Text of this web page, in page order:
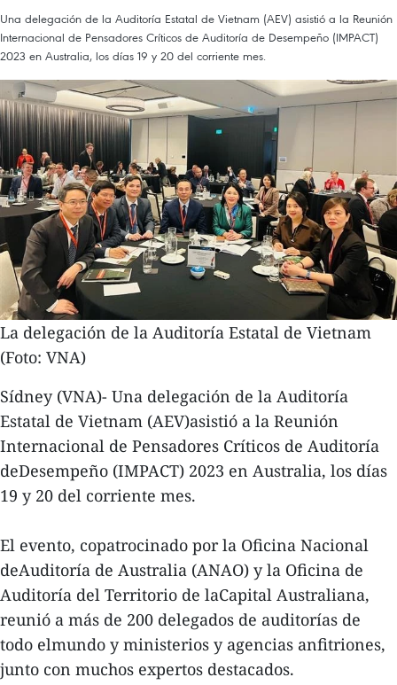
Una delegación de la Auditoría Estatal de Vietnam (AEV) asistió a la Reunión
Internacional de Pensadores Críticos de Auditoría de Desempeño (IMPACT)
2023 en Australia, los días 19 y 20 del corriente mes.
La delegación de la Auditoría Estatal de Vietnam
(Foto: VNA)
Sídney (VNA)- Una delegación de la Auditoría
Estatal de Vietnam (AEV)asistió a la Reunión
Internacional de Pensadores Críticos de Auditoría
deDesempeño (IMPACT) 2023 en Australia, los días
19 y 20 del corriente mes.
El evento, copatrocinado por la Oficina Nacional
deAuditoría de Australia (ANAO) y la Oficina de
Auditoría del Territorio de laCapital Australiana,
reunió a más de 200 delegados de auditorías de
todo elmundo y ministerios y agencias anfitriones,
junto con muchos expertos destacados.